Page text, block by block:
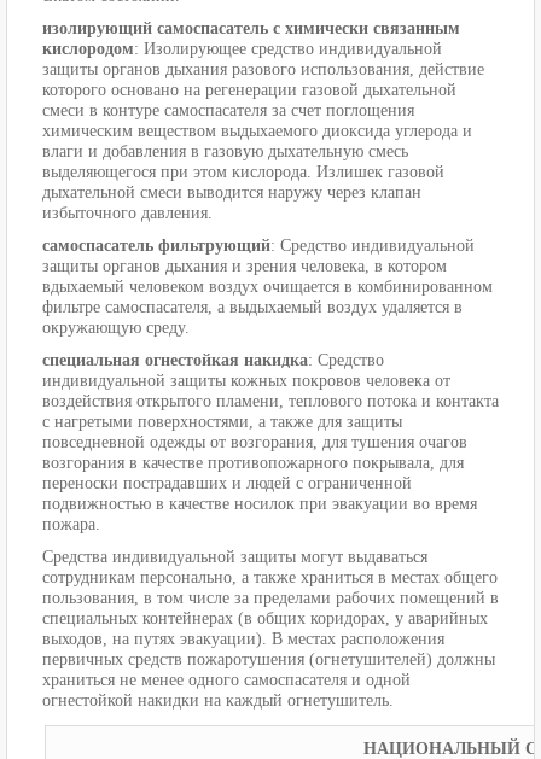
изолирующий самоспасатель с химически связанным
кислородом: Изолирующее средство индивидуальной
защиты органов дыхания разового использования, действие
которого основано на регенерации газовой дыхательной
смеси в контуре самоспасателя за счет поглощения
химическим веществом выдыхаемого диоксида углерода и
влаги и добавления в газовую дыхательную смесь
выделяющегося при этом кислорода. Излишек газовой
дыхательной смеси выводится наружу через клапан
избыточного давления.
самоспасатель фильтрующий: Средство индивидуальной
защиты органов дыхания и зрения человека, в котором
вдыхаемый человеком воздух очищается в комбинированном
фильтре самоспасателя, а выдыхаемый воздух удаляется в
окружающую среду.
специальная огнестойкая накидка: Средство
индивидуальной защиты кожных покровов человека от
воздействия открытого пламени, теплового потока и контакта
с нагретыми поверхностями, а также для защиты
повседневной одежды от возгорания, для тушения очагов
возгорания в качестве противопожарного покрывала, для
переноски пострадавших и людей с ограниченной
подвижностью в качестве носилок при эвакуации во время
пожара.
Средства индивидуальной защиты могут выдаваться
сотрудникам персонально, а также храниться в местах общего
пользования, в том числе за пределами рабочих помещений в
специальных контейнерах (в общих коридорах, у аварийных
выходов, на путях эвакуации). В местах расположения
первичных средств пожаротушения (огнетушителей) должны
храниться не менее одного самоспасателя и одной
огнестойкой накидки на каждый огнетушитель.
НАЦИОНАЛЬНЫЙ